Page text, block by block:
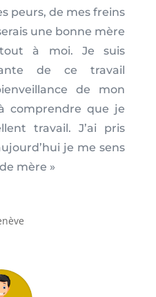
peurs, de mes freins
une bonne mère
à moi. Je suis
de ce travail
de mon
comprendre que je
travail. J’ai pris
je me sens
mère »